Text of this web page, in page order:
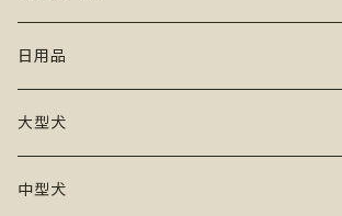
初級【★☆☆☆☆】やさしい
初級＋【★★☆☆☆】ふつう
香り付き
フードボウル
再入荷なし！
丈夫なおもちゃ
ぬいぐるみ
ボール
リード
エチケット
ロンパース
T -シャツ
パーカー
フードボウル
早食い防止
おやつ入れ可能
日用品
Toothbrushes【歯ブラシ】
Poop Pickup【うんち処理】
大型犬
おもちゃ
中型犬